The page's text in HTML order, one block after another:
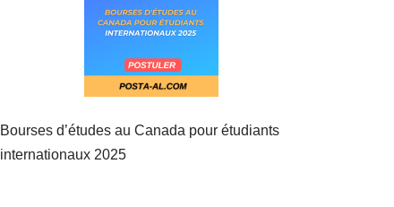
Bourses d’études au Canada pour étudiants
internationaux 2025